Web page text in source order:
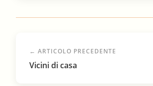
← ARTICOLO PRECEDENTE
Vicini di casa